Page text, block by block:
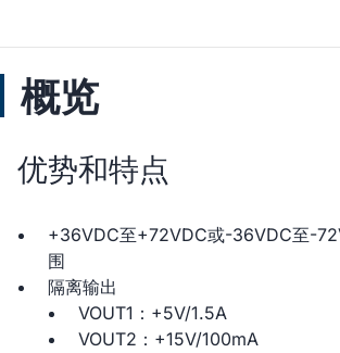
概览
优势和特点
+36VDC至+72VDC或-36VDC至-
围
隔离输出
VOUT1：+5V/1.5A
VOUT2：+15V/100mA